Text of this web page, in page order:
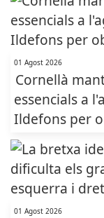
01 Agost 2026
Cornellà
essencials a
Ildefons per
01 Agost 2026